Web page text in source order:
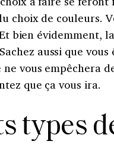
choix de couleurs.
bien évidemment,
aussi que
vous empêchera
que ça vous ira.
types